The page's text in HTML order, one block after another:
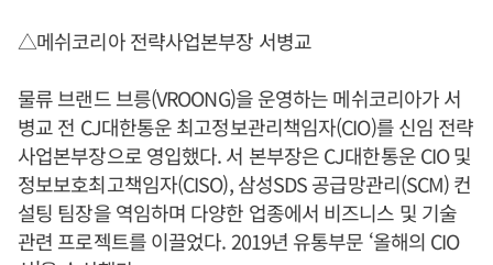
△메쉬코리아 전략사업본부장 서병교
물류 브랜드 브릉(VROONG)을 운영하는 메쉬코리아가 서
병교 전 CJ대한통운 최고정보관리책임자(CIO)를 신임 전략
사업본부장으로 영입했다. 서 본부장은 CJ대한통운 CIO 및
정보보호최고책임자(CISO), 삼성SDS 공급망관리(SCM) 컨
설팅 팀장을 역임하며 다양한 업종에서 비즈니스 및 기술
관련 프로젝트를 이끌었다. 2019년 유통부문 ‘올해의 CIO